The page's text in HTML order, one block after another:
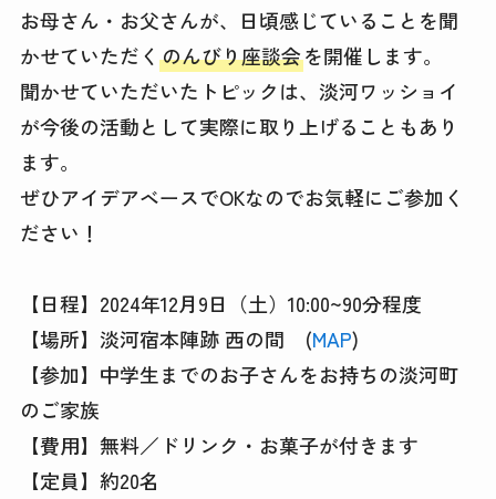
お母さん・お父さんが、日頃感じていることを聞
かせていただく のんびり座談会を開催します。
聞かせていただいたトピックは、淡河ワッショイ
が今後の活動として実際に取り上げることもあり
ます。
ぜひアイデアベースでOKなのでお気軽にご参加く
ださい！
【日程】2024年12月9日（土）10:00~90分程度
【場所】淡河宿本陣跡 西の間 (MAP)
【参加】中学生までのお子さんをお持ちの淡河町
のご家族
【費用】無料／ドリンク・お菓子が付きます
【定員】約20名